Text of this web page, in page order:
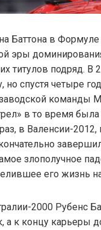
Баттона в Формуле
эры
титулов подряд.
но спустя четыре
команды
в то время
в Валенсии-2012,
злополучное
его жизнь
2000 Рубенс
а к концу карьеры